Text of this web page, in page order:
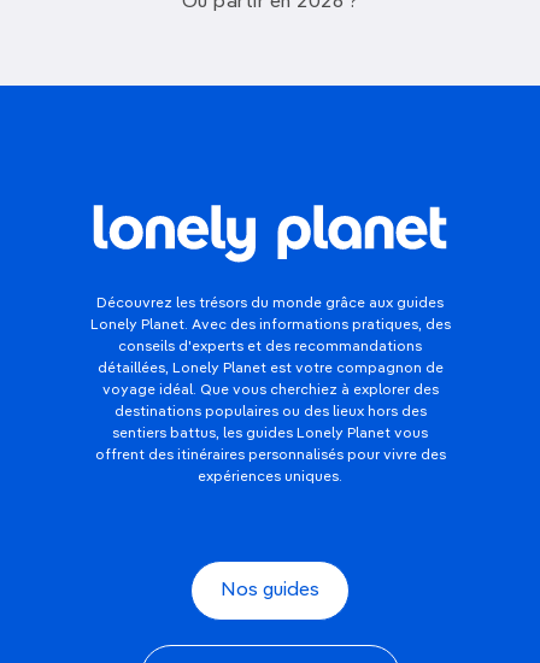
Découvrez les trésors du monde grâce aux guides
Lonely Planet. Avec des informations pratiques, des
conseils d'experts et des recommandations
détaillées, Lonely Planet est votre compagnon de
voyage idéal. Que vous cherchiez à explorer des
destinations populaires ou des lieux hors des
sentiers battus, les guides Lonely Planet vous
offrent des itinéraires personnalisés pour vivre des
expériences uniques.
Nos guides